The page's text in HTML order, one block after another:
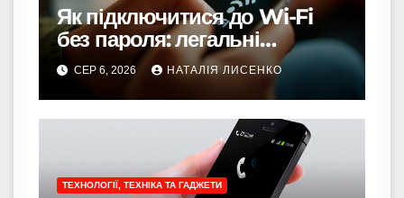
Як підключитися до Wi-Fi
без пароля: легальні
способи
СЕР 6, 2026 НАТАЛІЯ ЛИСЕНКО
ТЕХНОЛОГІЇ, ТЕХНІКА ТА ГАДЖЕТИ